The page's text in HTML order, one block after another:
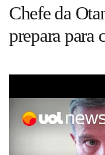
Guia de Serviços
Agenda Cultural
Chefe da
prepara para